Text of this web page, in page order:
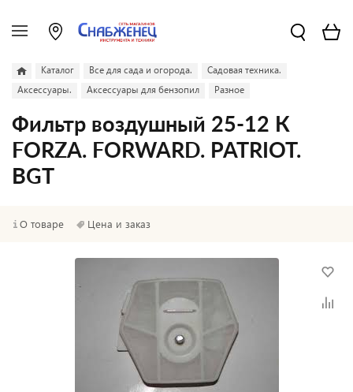
Каталог Все для сада и огорода.
Садовая техника.
Аксессуары.
Аксессуары для бензопил Разное
Фильтр воздушный 25-12 К
FORZA. FORWARD. PATRIOT.
BGT
О товаре Цена и заказ